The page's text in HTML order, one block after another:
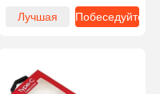
Лучшая
Побеседуйте